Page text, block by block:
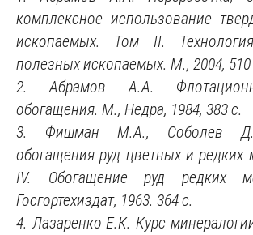
комплексное использование
ископаемых. Том II.
полезных ископаемых. М., 2004, 510
2. Абрамов А.А.
обогащения. М., Недра, 1984, 383 с.
3. Фишман М.А., Соболев
обогащения руд цветных и редких
IV. Обогащение руд редких
Госгортехиздат, 1963. 364 с.
4. Лазаренко Е.К. Курс